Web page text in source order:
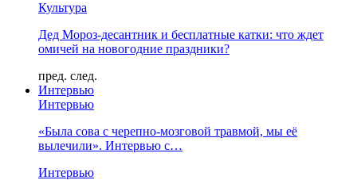
Культура
Дед Мороз-десантник и бесплатные катки: что ждет
омичей на новогодние праздники?
пред. след.
Интервью
Интервью
«Была сова с черепно-мозговой травмой, мы её
вылечили». Интервью с…
Интервью